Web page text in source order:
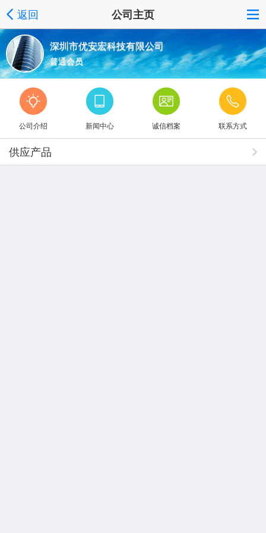
返回 公司主页
深圳市优安宏科技有限公司
普通会员
公司介绍 新闻中心 诚信档案 联系方式
供应产品